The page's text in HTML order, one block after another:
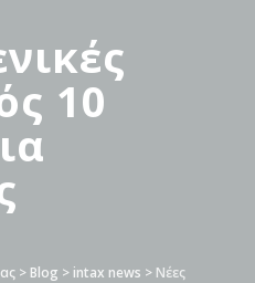
10
> Blog > intax news > Νέες